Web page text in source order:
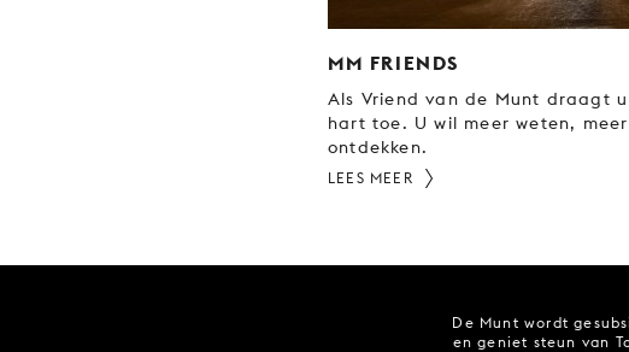
MM FRIENDS
Als Vriend van de Munt draagt
hart toe. U wil meer weten,
ontdekken.
LEES MEER
De Munt wordt
en geniet steun van